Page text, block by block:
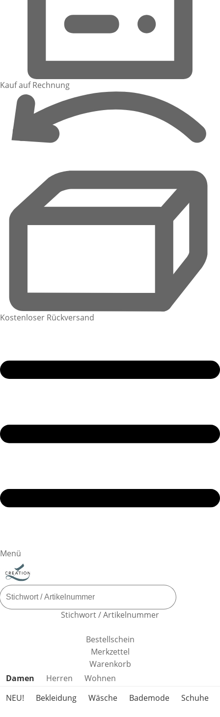
Kauf auf Rechnung
Kostenloser Rückversand
Menü
Stichwort / Artikelnummer
Bestellschein
Merkzettel
Warenkorb
Produktkategorien überspringen
Damen Herren
Wohnen
NEU!
Bekleidung Wäsche Bademode Schuhe